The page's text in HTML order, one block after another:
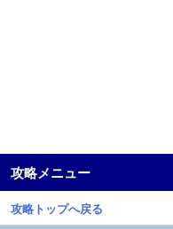
攻略メニュー
攻略トップへ戻る